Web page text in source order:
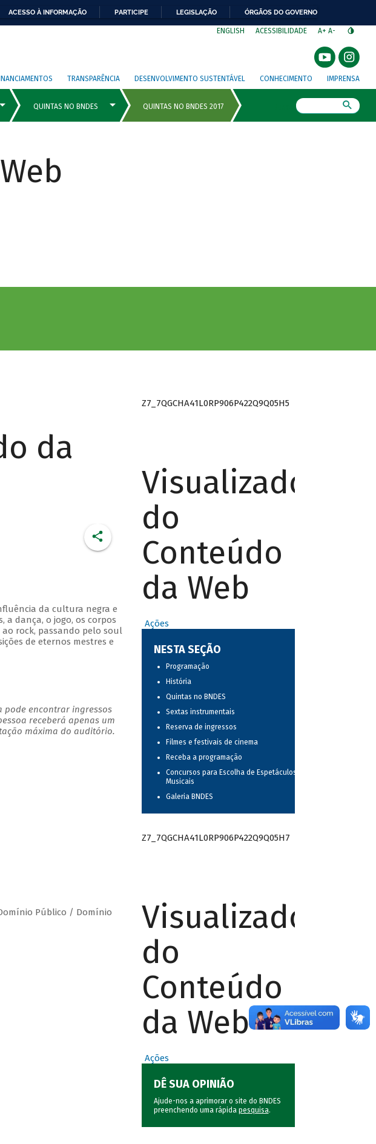
ACESSO À INFORMAÇÃO PARTICIPE LEGISLAÇÃO ÓRGÃOS DO GOVERNO
ENGLISH ACESSIBILIDADE A+ A-
TRANSPARÊNCIA DESENVOLVIMENTO SUSTENTÁVEL CONHECIMENTO IMPRENSA
da
da cultura negra e
a dança, o jogo, os corpos
rock, passando pelo soul
de eternos mestres e
pode encontrar ingressos
receberá apenas um
máxima do auditório.
Público / Domínio
Z7_7QGCHA41L0RP906P422Q9Q05H5
Visualizador
do
Conteúdo
da Web
Ações
NESTA SEÇÃO
Programação
História
Quintas no BNDES
Sextas instrumentais
Reserva de ingressos
Filmes e festivais de cinema
Receba a programação
Concursos para Escolha de Espetáculos
Musicais
Galeria BNDES
Z7_7QGCHA41L0RP906P422Q9Q05H7
Visualizador
do
Conteúdo
da Web
Ações
DÊ SUA OPINIÃO
Ajude-nos a aprimorar o site do BNDES
preenchendo uma rápida pesquisa.